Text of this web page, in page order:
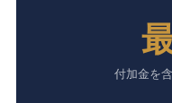
付加金を